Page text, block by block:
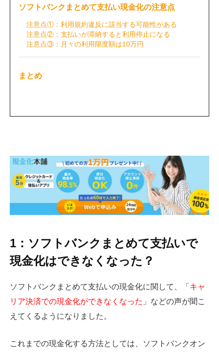
ソフトバンクまとめて支払い現金化の注意点
注意点①：利用規約違反に該当する可能性がある
注意点②：支払いが滞納すると利用停止になる
注意点③：月々の利用限度額は10万円
まとめ
1：ソフトバンクまとめて支払いで
現金化はできなくなった？
ソフトバンクまとめて支払いの現金化に関して、「 キャ
リア決済での現金化ができなくなった 」などの声が聞こ
えてくるようになりました。
これまでの現金化する方法としては、ソフトバンクオン